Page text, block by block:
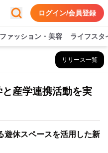
ログイン/会員登録
ファッション・美容 ライフスタ
リリース一覧
産学連携活動を実
遊休スペースを活用した新